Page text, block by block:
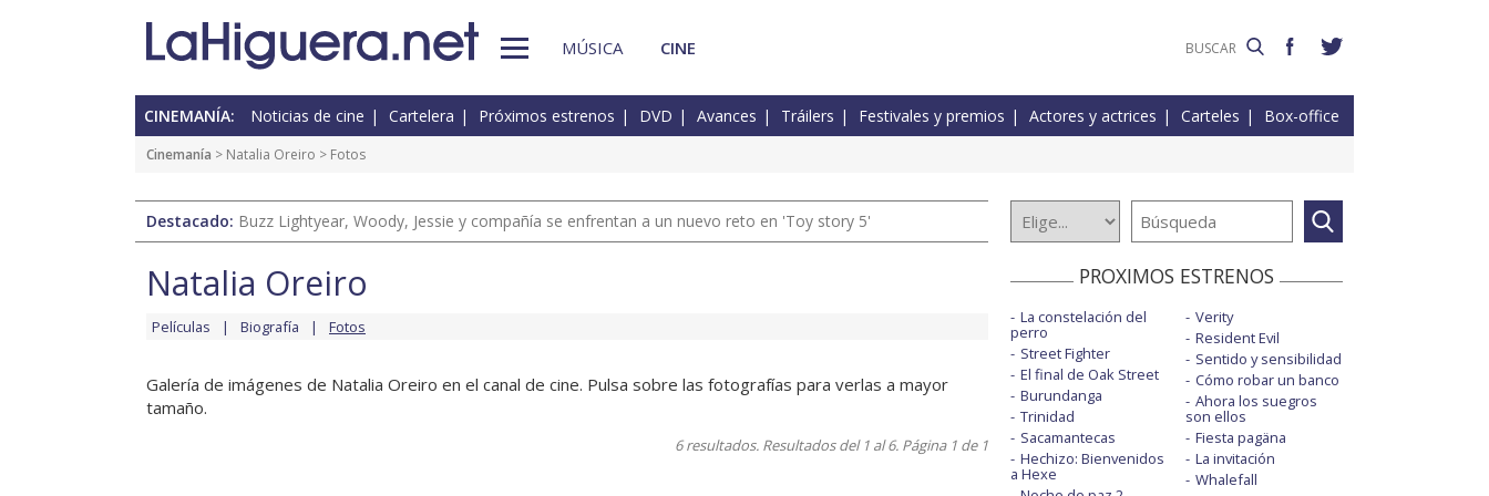
MÚSICA CINE
CINEMANÍA: Noticias de cine Cartelera Próximos estrenos DVD Avances Tráilers Festivales y premios Actores y actrices Carteles Box-office
Cinemanía > Natalia Oreiro > Fotos
Destacado: Buzz Lightyear, Woody, Jessie y compañía se enfrentan a un nuevo reto en 'Toy story 5'
Natalia Oreiro
Películas Biografía Fotos
Galería de imágenes de Natalia Oreiro en el canal de cine. Pulsa sobre las fotografías para verlas a mayor
tamaño.
6 resultados. Resultados del 1 al 6. Página 1 de 1
PROXIMOS ESTRENOS
La constelación del
perro
Street Fighter
El final de Oak Street
Burundanga
Trinidad
Sacamantecas
Hechizo: Bienvenidos
a Hexe
Verity
Resident Evil
Sentido y sensibilidad
Cómo robar un banco
Ahora los suegros
son ellos
Fiesta pagäna
La invitación
Whalefall